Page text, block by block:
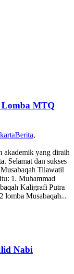
Lomba MTQ
Berita,
akademik yang diraih
Selamat dan sukses
Tilawatil
1. Muhammad
Kaligrafi Putra
lomba Musabaqah...
Nabi